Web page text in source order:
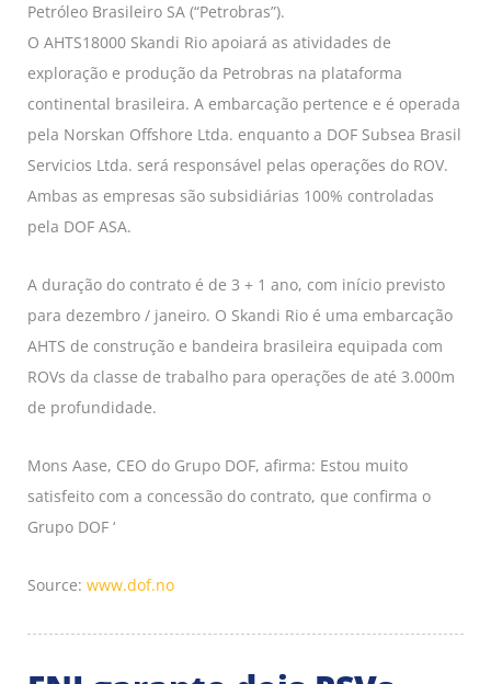
Petróleo Brasileiro SA (“Petrobras”).
O AHTS18000 Skandi Rio apoiará as atividades de
exploração e produção da Petrobras na plataforma
continental brasileira. A embarcação pertence e é operada
pela Norskan Offshore Ltda. enquanto a DOF Subsea Brasil
Servicios Ltda. será responsável pelas operações do ROV.
Ambas as empresas são subsidiárias 100% controladas
pela DOF ASA.
A duração do contrato é de 3 + 1 ano, com início previsto
para dezembro / janeiro. O Skandi Rio é uma embarcação
AHTS de construção e bandeira brasileira equipada com
ROVs da classe de trabalho para operações de até 3.000m
de profundidade.
Mons Aase, CEO do Grupo DOF, afirma: Estou muito
satisfeito com a concessão do contrato, que confirma o
Grupo DOF ‘
Source: www.dof.no